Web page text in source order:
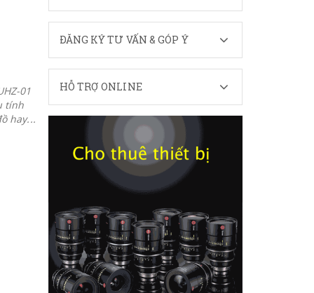
01
tính
hay...
ĐĂNG KÝ TƯ VẤN & GÓP Ý
HỖ TRỢ ONLINE